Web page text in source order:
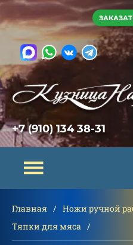
+7 (910) 134 38-31
Главная Ножи ручной
Тяпки для мяса